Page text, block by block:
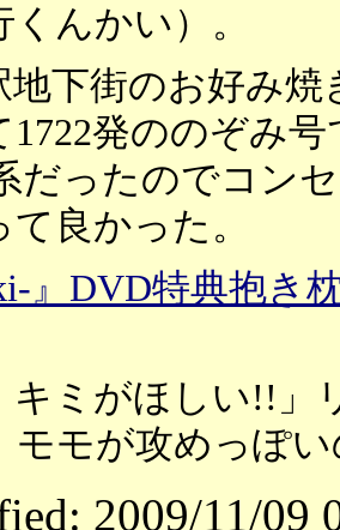
んかい）。
下街のお好み焼
1722発ののぞみ
だったのでコン
良かった。
』DVD特典抱
キミがほしい!!
モモが攻めっぽ
2009/11/09